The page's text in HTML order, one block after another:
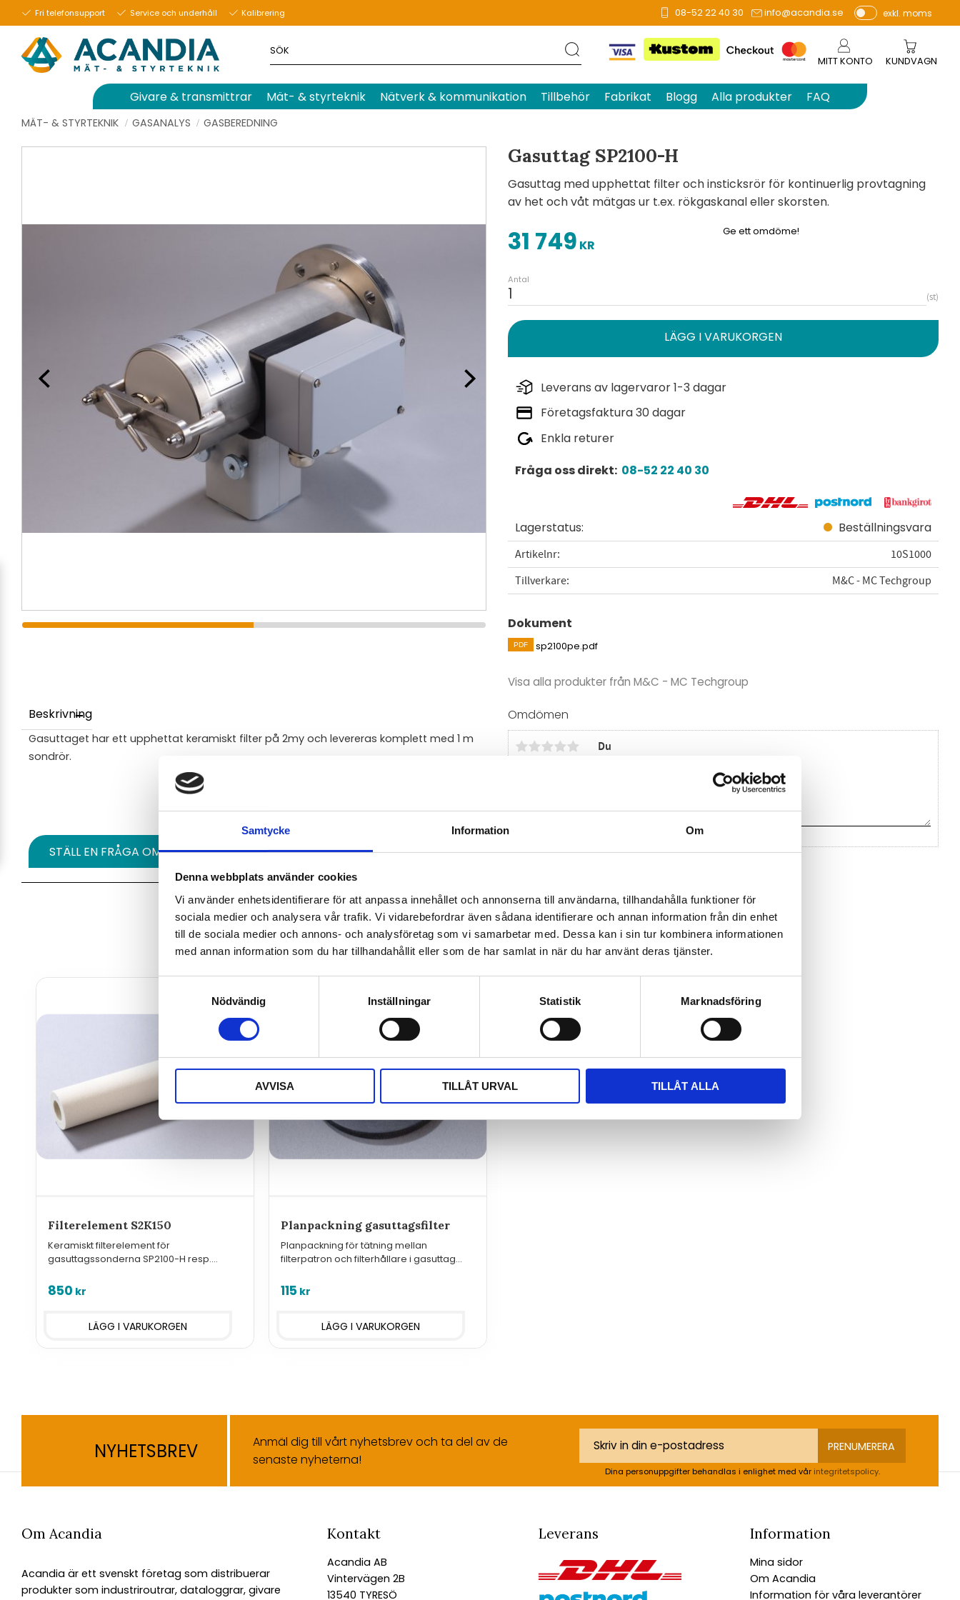
Samtycke Information Om
Denna webbplats använder cookies
Vi använder enhetsidentifierare för att anpassa innehållet och annonserna till användarna, tillhandahålla funktioner för
sociala medier och analysera vår trafik. Vi vidarebefordrar även sådana identifierare och annan information från din enhet
till de sociala medier och annons- och analysföretag som vi samarbetar med. Dessa kan i sin tur kombinera informationen
med annan information som du har tillhandahållit eller som de har samlat in när du har använt deras tjänster.
Nödvändig
Inställningar Statistik Marknadsföring
AVVISA TILLÅT URVAL TILLÅT ALLA
Fri telefonsupport Service och underhåll Kalibrering 08-52 22 40 30 info@acandia.se
P
e
r
vi
exkl. moms
MITT KONTO KUNDVAGN
Givare & transmittrar Mät- & styrteknik Nätverk & kommunikation Tillbehör Fabrikat Blogg Alla produkter FAQ
MÄT- & STYRTEKNIK GASANALYS GASBEREDNING
Gasuttag SP2100-H
Gasuttag med upphettat filter och insticksrör för kontinuerlig provtagning
av het och våt mätgas ur t.ex. rökgaskanal eller skorsten.
31 749 KR
Antal
st
Leverans av lagervaror 1-3 dagar
Företagsfaktura 30 dagar
Enkla returer
Fråga oss direkt: 08-52 22 40 30
Lagerstatus Beställningsvara
Artikelnr
10S1000
Tillverkare
M&C - MC Techgroup
Dokument
sp2100pe.pdf
Visa alla produkter från M&C - MC Techgroup
Ge ett omdöme!
Beskrivning
Gasuttaget har ett upphettat keramiskt filter på 2my och levereras komplett med 1 m
sondrör.
STÄLL EN FRÅGA OM PRODUKTEN
Omdömen
Baserat på 0 betyg.
Du
Filterelement S2K150
Keramiskt filterelement för
gasuttagssonderna SP2100-H resp.
850 kr
Planpackning gasuttagsfilter
Planpackning för tätning mellan
filterpatron och filterhållare i gasuttag
115 kr
NYHETSBREV
Anmäl dig till vårt nyhetsbrev och ta del av de
senaste nyheterna!
PRENUMERERA
Dina personuppgifter behandlas i enlighet med vår integritetspolicy.
Om Acandia
Acandia är ett svenskt företag som distribuerar
produkter som industriroutrar, dataloggrar, givare
Kontakt
Acandia AB
Vintervägen 2B
13540 TYRESÖ
Leverans Information
Mina sidor
Om Acandia
Information för våra leverantörer